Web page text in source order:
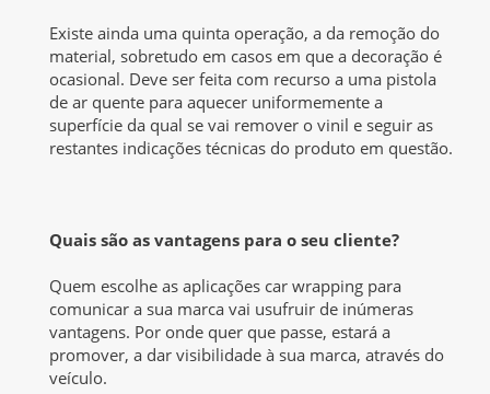
Existe ainda uma quinta operação, a da remoção do
material, sobretudo em casos em que a decoração é
ocasional. Deve ser feita com recurso a uma pistola
de ar quente para aquecer uniformemente a
superfície da qual se vai remover o vinil e seguir as
restantes indicações técnicas do produto em questão.
Quais são as vantagens para o seu cliente?
Quem escolhe as aplicações car wrapping para
comunicar a sua marca vai usufruir de inúmeras
vantagens. Por onde quer que passe, estará a
promover, a dar visibilidade à sua marca, através do
veículo.